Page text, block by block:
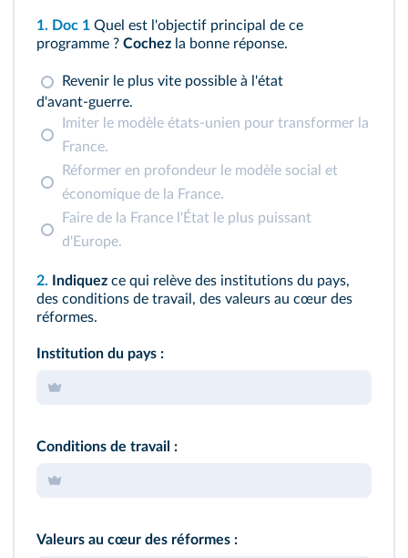
1. Doc 1 Quel est l'objectif principal de ce
programme ? Cochez la bonne réponse.
Revenir le plus vite possible à l'état
d'avant‑guerre.
Imiter le modèle états-unien pour transformer la
France.
Réformer en profondeur le modèle social et
économique de la France.
Faire de la France l'État le plus puissant
d'Europe.
2. Indiquez ce qui relève des institutions du pays,
des conditions de travail, des valeurs au cœur des
réformes.
Institution du pays :
Conditions de travail :
Valeurs au cœur des réformes :